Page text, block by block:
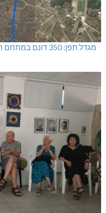
מגדל תפן: 350 דונם במתחם חדש